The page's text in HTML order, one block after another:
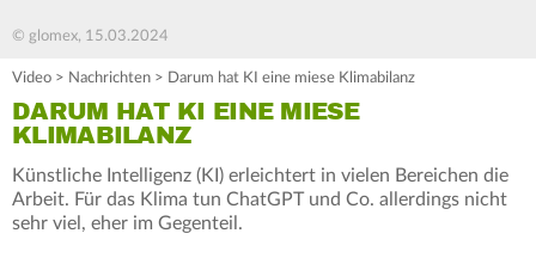
© glomex, 15.03.2024
Video > Nachrichten > Darum hat KI eine miese Klimabilanz
DARUM HAT KI EINE MIESE
KLIMABILANZ
Künstliche Intelligenz (KI) erleichtert in vielen Bereichen die
Arbeit. Für das Klima tun ChatGPT und Co. allerdings nicht
sehr viel, eher im Gegenteil.